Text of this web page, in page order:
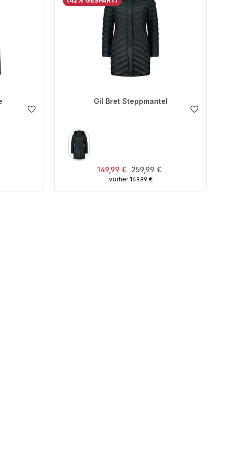
Gil Bret Steppmantel
FARBE
Verkaufspreis:
149,99 € Regulärer Preis:
259,99 €
vorher 149,99 €